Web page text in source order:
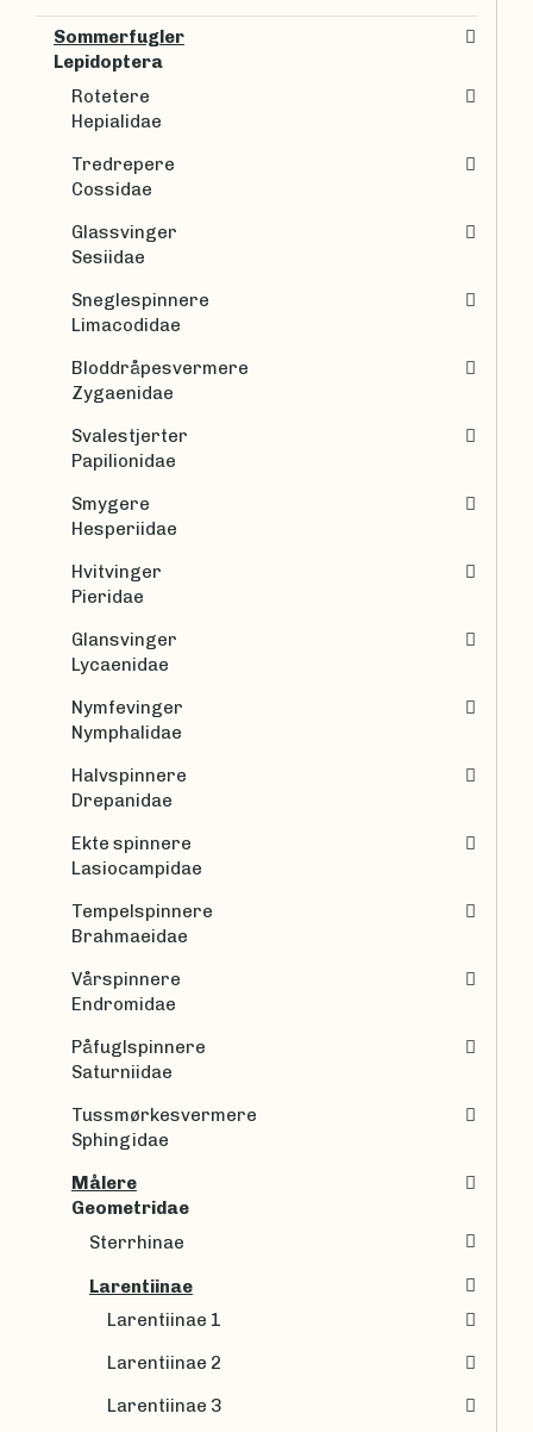
Sommerfugler
Lepidoptera
Rotetere
Hepialidae
Tredrepere
Cossidae
Glassvinger
Sesiidae
Sneglespinnere
Limacodidae
Bloddråpesvermere
Zygaenidae
Svalestjerter
Papilionidae
Smygere
Hesperiidae
Hvitvinger
Pieridae
Glansvinger
Lycaenidae
Nymfevinger
Nymphalidae
Halvspinnere
Drepanidae
Ekte spinnere
Lasiocampidae
Tempelspinnere
Brahmaeidae
Vårspinnere
Endromidae
Påfuglspinnere
Saturniidae
Tussmørkesvermere
Sphingidae
Målere
Geometridae
Sterrhinae
Larentiinae
Larentiinae 1
Larentiinae 2
Larentiinae 3